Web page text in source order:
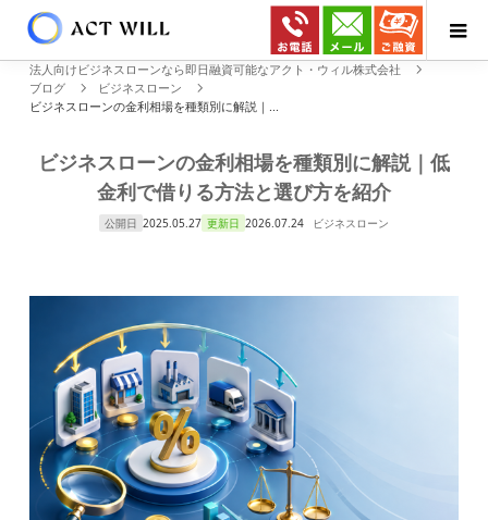
法人向けビジネスローンなら即日融資可能なアクト・ウィル株式会社
ブログ
ビジネスローン
ビジネスローンの金利相場を種類別に解説｜...
ビジネスローンの金利相場を種類別に解説｜低
金利で借りる方法と選び方を紹介
公開日 2025.05.27 更新日 2026.07.24 ビジネスローン